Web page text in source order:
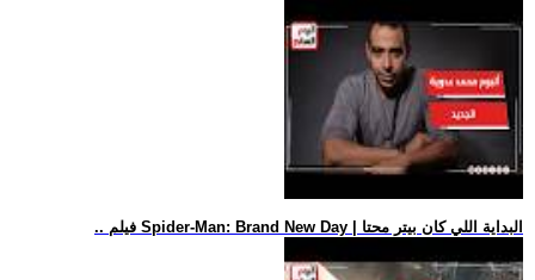
.. فيلم Spider-Man: Brand New Day | البداية اللي كان بيتر محتا